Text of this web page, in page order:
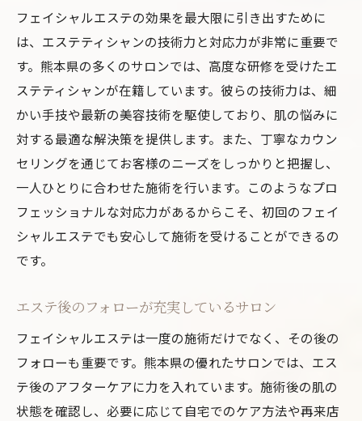
フェイシャルエステの効果を最大限に引き出すために
は、エステティシャンの技術力と対応力が非常に重要で
す。熊本県の多くのサロンでは、高度な研修を受けたエ
ステティシャンが在籍しています。彼らの技術力は、細
かい手技や最新の美容技術を駆使しており、肌の悩みに
対する最適な解決策を提供します。また、丁寧なカウン
セリングを通じてお客様のニーズをしっかりと把握し、
一人ひとりに合わせた施術を行います。このようなプロ
フェッショナルな対応力があるからこそ、初回のフェイ
シャルエステでも安心して施術を受けることができるの
です。
エステ後のフォローが充実しているサロン
フェイシャルエステは一度の施術だけでなく、その後の
フォローも重要です。熊本県の優れたサロンでは、エス
テ後のアフターケアに力を入れています。施術後の肌の
状態を確認し、必要に応じて自宅でのケア方法や再来店